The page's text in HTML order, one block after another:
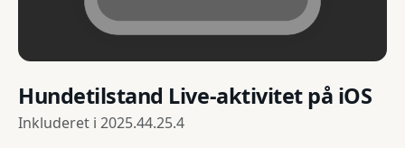
Hundetilstand Live-aktivitet på iOS
Inkluderet i 2025.44.25.4